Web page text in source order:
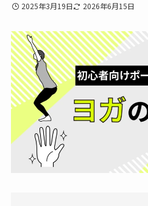
2025年3月19日 2026年6月15日